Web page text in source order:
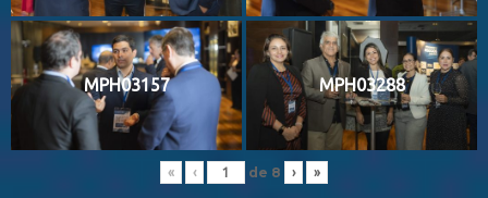
MPH03157 MPH03288
« ‹ de 8 › »